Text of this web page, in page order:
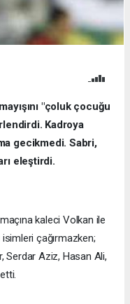
"çoluk çocuğu
Kadroya
gecikmedi. Sabri,
eleştirdi.
kaleci Volkan ile
çağırmazken;
Serdar Aziz, Hasan Ali,